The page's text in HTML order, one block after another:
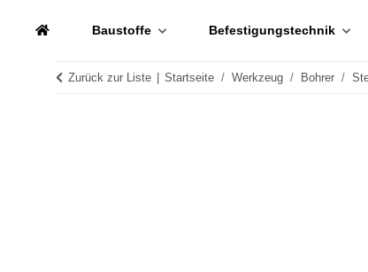
Baustoffe Befestigungstechnik
Zurück zur Liste Startseite Werkzeug Bohrer